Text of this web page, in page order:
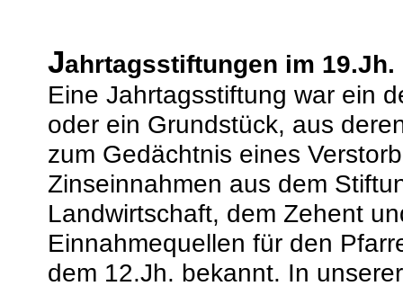
Jahrtagsstiftungen im 19.Jh.
Eine Jahrtagsstiftung war ein
oder ein Grundstück, aus
zum Gedächtnis eines
Zinseinnahmen aus dem
Landwirtschaft, dem Zehent
Einnahmequellen für den
dem 12.Jh. bekannt. In